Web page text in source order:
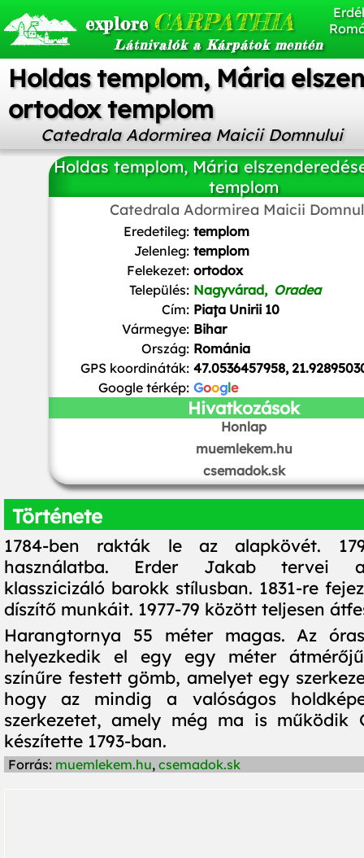
explore CARPATHIA
Látnivalók a Kárpátok mentén
Holdas templom, Mária
ortodox templom
Catedrala Adormirea Maicii Domnului
Holdas templom, Mária
templom
Catedrala Adormirea Maicii
Ghișa Ștefania-Maria,CC BY-SA 4.0, via Wikimedia
Eredetileg: templom
Jelenleg: templom
Felekezet: ortodox
Település: Nagyvárad, Oradea
Cím: Piaţa Unirii 10
Vármegye: Bihar
Ország: Románia
GPS koordináták: 47.0536457958,
Google térkép: Google
Hivatkozások
Honlap
muemlekem.hu
csemadok.sk
Története
1784-ben rakták le az alapkövét.
használatba. Erder Jakab tervei
klasszicizáló barokk stílusban. 1831-re
díszítő munkáit. 1977-79 között teljesen
Harangtornya 55 méter magas. Az
helyezkedik el egy egy méter
színűre festett gömb, amelyet egy
hogy az mindig a valóságos
szerkezetet, amely még ma is működik
készítette 1793-ban.
Forrás: muemlekem.hu, csemadok.sk